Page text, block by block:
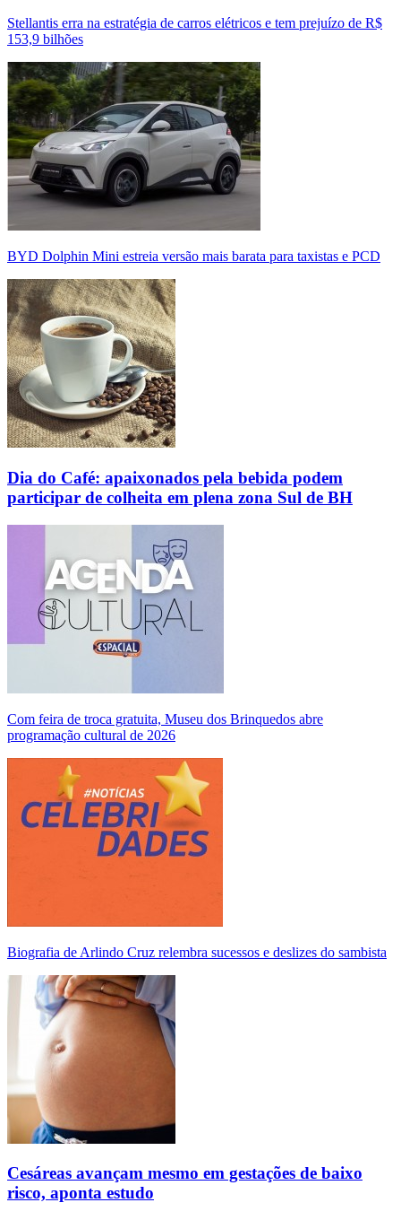
Stellantis erra na estratégia de carros elétricos e tem prejuízo de R$
153,9 bilhões
BYD Dolphin Mini estreia versão mais barata para taxistas e PCD
Dia do Café: apaixonados pela bebida podem
participar de colheita em plena zona Sul de BH
Com feira de troca gratuita, Museu dos Brinquedos abre
programação cultural de 2026
Biografia de Arlindo Cruz relembra sucessos e deslizes do sambista
Cesáreas avançam mesmo em gestações de baixo
risco, aponta estudo